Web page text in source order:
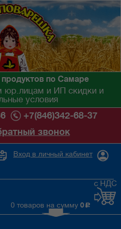
по Самаре
юр.лицам и ИП скидки и
условия
+7(846)342-68-37
звонок
Вход в личный кабинет
0 товаров на сумму 0 c
с НДС